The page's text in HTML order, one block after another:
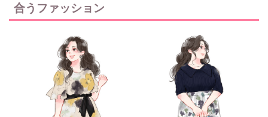
合うファッション